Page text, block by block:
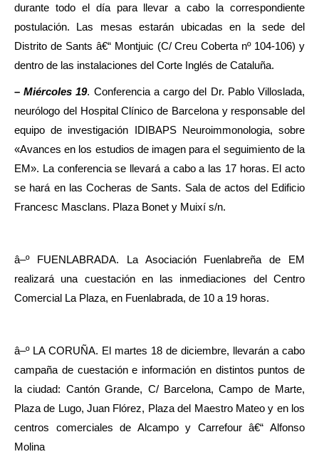
durante todo el día para llevar a cabo la correspondiente
postulación. Las mesas estarán ubicadas en la sede del
Distrito de Sants â€“ Montjuic (C/ Creu Coberta nº 104-106) y
dentro de las instalaciones del Corte Inglés de Cataluña.
–Miércoles 19. Conferencia a cargo del Dr. Pablo Villoslada,
neurólogo del Hospital Clínico de Barcelona y responsable del
equipo de investigación IDIBAPS Neuroimmonologia, sobre
«Avances en los estudios de imagen para el seguimiento de la
EM». La conferencia se llevará a cabo a las 17 horas. El acto
se hará en las Cocheras de Sants. Sala de actos del Edificio
Francesc Masclans. Plaza Bonet y Muixí s/n.
â–º FUENLABRADA. La Asociación Fuenlabreña de EM
realizará una cuestación en las inmediaciones del Centro
Comercial La Plaza, en Fuenlabrada, de 10 a 19 horas.
â–º LA CORUÑA. El martes 18 de diciembre, llevarán a cabo
campaña de cuestación e información en distintos puntos de
la ciudad: Cantón Grande, C/ Barcelona, Campo de Marte,
Plaza de Lugo, Juan Flórez, Plaza del Maestro Mateo y en los
centros comerciales de Alcampo y Carrefour â€“ Alfonso
Molina